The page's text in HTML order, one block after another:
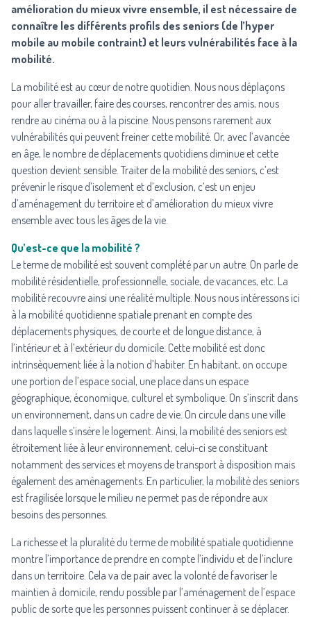
amélioration du mieux vivre ensemble, il est nécessaire de
connaître les différents profils des seniors (de l’hyper
mobile au mobile contraint) et leurs vulnérabilités face à la
mobilité.
La mobilité est au cœur de notre quotidien. Nous nous déplaçons
pour aller travailler, faire des courses, rencontrer des amis, nous
rendre au cinéma ou à la piscine. Nous pensons rarement aux
vulnérabilités qui peuvent freiner cette mobilité. Or, avec l’avancée
en âge, le nombre de déplacements quotidiens diminue et cette
question devient sensible. Traiter de la mobilité des seniors, c’est
prévenir le risque d’isolement et d’exclusion, c’est un enjeu
d’aménagement du territoire et d’amélioration du mieux vivre
ensemble avec tous les âges de la vie.
Qu’est-ce que la mobilité ?
Le terme de mobilité est souvent complété par un autre. On parle de
mobilité résidentielle, professionnelle, sociale, de vacances, etc. La
mobilité recouvre ainsi une réalité multiple. Nous nous intéressons ici
à la mobilité quotidienne spatiale prenant en compte des
déplacements physiques, de courte et de longue distance, à
l’intérieur et à l’extérieur du domicile. Cette mobilité est donc
intrinsèquement liée à la notion d’habiter. En habitant, on occupe
une portion de l’espace social, une place dans un espace
géographique, économique, culturel et symbolique. On s’inscrit dans
un environnement, dans un cadre de vie. On circule dans une ville
dans laquelle s’insère le logement. Ainsi, la mobilité des seniors est
étroitement liée à leur environnement, celui-ci se constituant
notamment des services et moyens de transport à disposition mais
également des aménagements. En particulier, la mobilité des seniors
est fragilisée lorsque le milieu ne permet pas de répondre aux
besoins des personnes.
La richesse et la pluralité du terme de mobilité spatiale quotidienne
montre l’importance de prendre en compte l’individu et de l’inclure
dans un territoire. Cela va de pair avec la volonté de favoriser le
maintien à domicile, rendu possible par l’aménagement de l’espace
public de sorte que les personnes puissent continuer à se déplacer.